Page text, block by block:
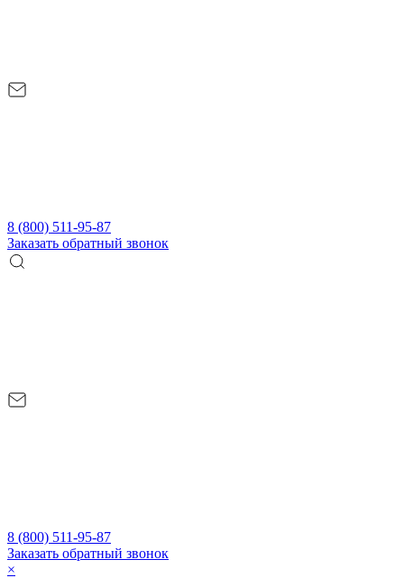
8 (800) 511-95-87
Заказать обратный звонок
8 (800) 511-95-87
Заказать обратный звонок
×